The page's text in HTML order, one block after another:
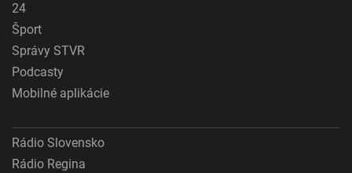
24
Šport
Správy STVR
Podcasty
Mobilné aplikácie
Rádio Slovensko
Rádio Regina